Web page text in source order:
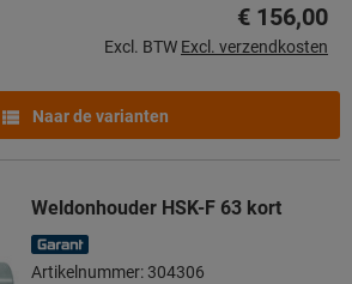
€ 156,00
Excl. BTW Excl. verzendkosten
Naar de varianten
Weldonhouder HSK-F 63 kort
Artikelnummer: 304306